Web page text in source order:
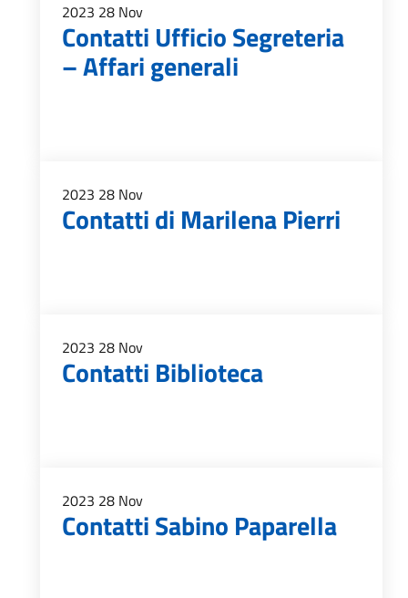
2023 28 Nov
Contatti Ufficio Segreteria
– Affari generali
2023 28 Nov
Contatti di Marilena Pierri
2023 28 Nov
Contatti Biblioteca
2023 28 Nov
Contatti Sabino Paparella